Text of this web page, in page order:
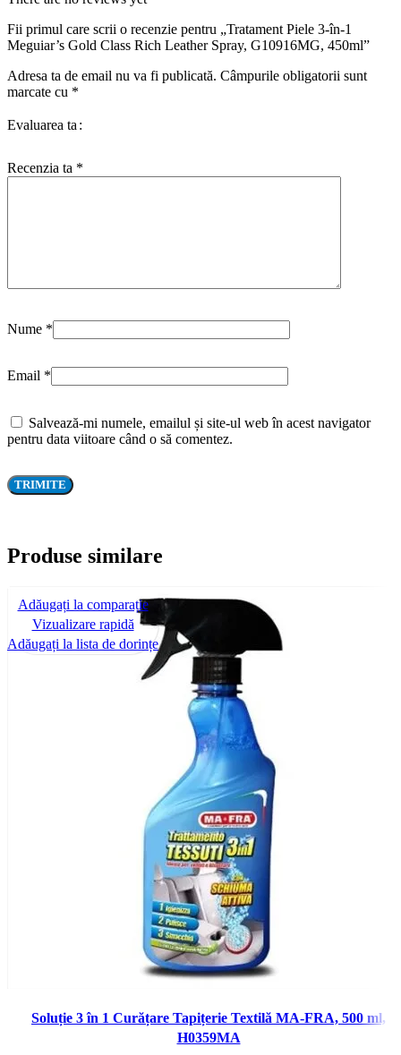
Fii primul care scrii o recenzie pentru „Tratament Piele 3-în-1
Meguiar’s Gold Class Rich Leather Spray, G10916MG, 450ml”
Adresa ta de email nu va fi publicată. Câmpurile obligatorii sunt
marcate cu *
Evaluarea ta
Recenzia ta *
Nume *
Email *
Salvează-mi numele, emailul și site-ul web în acest navigator
pentru data viitoare când o să comentez.
Produse similare
Adăugați la comparație
Vizualizare rapidă
Adăugați la lista de dorințe
Soluție 3 în 1 Curățare Tapițerie Textilă MA-FRA, 500 ml,
H0359MA